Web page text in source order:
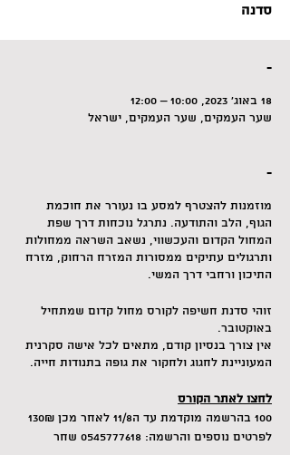
סדנה
-
18 באוג׳ 2023, 10:00 – 12:00
שער העמקים, שער העמקים, ישראל
-
מוזמנות להצטרף למסע בו נעורר את חוכמת
הגוף, הלב והתודעה. נתרגל נוכחות דרך שפת
המחול הקדום והעכשווי, נשאב השראה ממחולות
ותרגולים עתיקים ממסורות המזרח הרחוק, מזרח
התיכון ורחבי דרך המשי.
זוהי סדנת חשיפה לקורס מחול קדום שמתחיל
באוקטובר.
אין צורך בנסיון קודם, מתאים לכל אישה סקרנית
המעוניינת לחגוג ולחקור את גופה בתנודות חייה.
לחצו לאתר הקורס
100 בהרשמה מוקדמת עד ה11/8 לאחר מכן 130₪
לפרטים נוספים והרשמה: 0545777618 שחר